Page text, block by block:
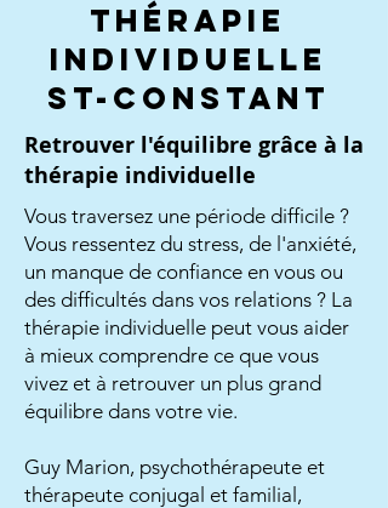
Thérapie
individuelle
st-Constant
Retrouver l'équilibre grâce à la
thérapie individuelle
Vous traversez une période difficile ?
Vous ressentez du stress, de l'anxiété,
un manque de confiance en vous ou
des difficultés dans vos relations ? La
thérapie individuelle peut vous aider
à mieux comprendre ce que vous
vivez et à retrouver un plus grand
équilibre dans votre vie.
Guy Marion, psychothérapeute et
thérapeute conjugal et familial,